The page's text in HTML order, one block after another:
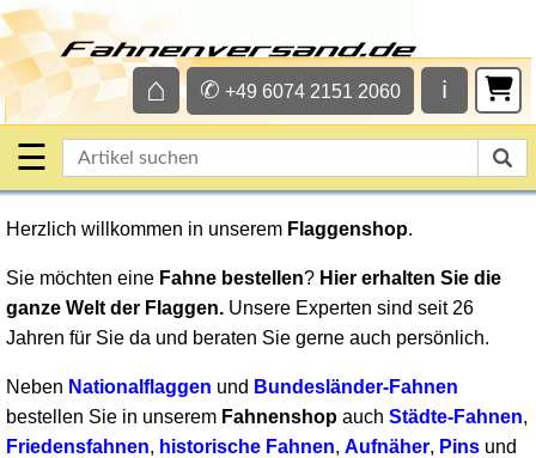
ℹ
✆ +49 6074 2151 2060
⌂
☰
Herzlich willkommen in unserem Flaggenshop.
Sie möchten eine Fahne bestellen? Hier erhalten Sie die
ganze Welt der Flaggen. Unsere Experten sind seit 26
Jahren für Sie da und beraten Sie gerne auch persönlich.
Neben Nationalflaggen und Bundesländer-Fahnen
bestellen Sie in unserem Fahnenshop auch Städte-Fahnen,
Friedensfahnen, historische Fahnen, Aufnäher, Pins und